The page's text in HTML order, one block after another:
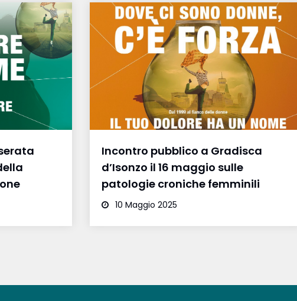
Incontro pubblico a Gradisca
d’Isonzo il 16 maggio sulle
patologie croniche femminili
10 Maggio 2025